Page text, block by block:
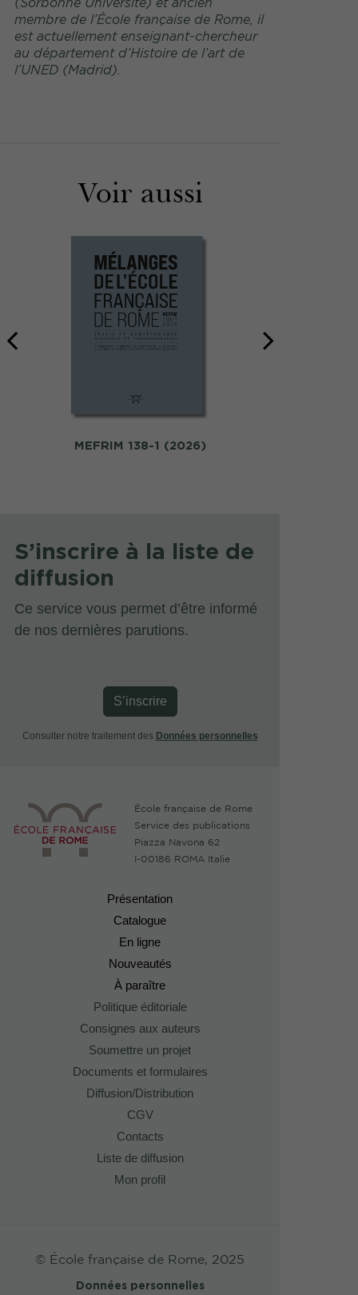
membre de l’École française de Rome, il
est actuellement enseignant-chercheur
au département d’Histoire de l’art de
l’UNED (Madrid).
Voir aussi
MEFRIM 138-1 (2026)
S’inscrire à la liste de
diffusion
Ce service vous permet d’être informé
de nos dernières parutions.
S’inscrire
Consulter notre traitement des Données personnelles
École française de Rome
Service des publications
Piazza Navona 62
I-00186 ROMA Italie
Présentation
Catalogue
En ligne
Nouveautés
À paraître
Politique éditoriale
Consignes aux auteurs
Soumettre un projet
Documents et formulaires
Diffusion/Distribution
CGV
Contacts
Liste de diffusion
Mon profil
© École française de Rome, 2025
Données personnelles